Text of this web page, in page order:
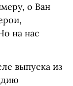
о Ван
на нас
выпуска из